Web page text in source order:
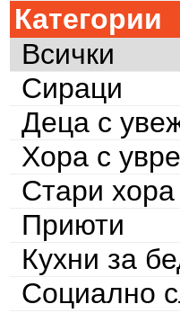
Категории
Всички
Сираци
Деца с
Хора с
Стари хора
Приюти
Кухни за
Социално